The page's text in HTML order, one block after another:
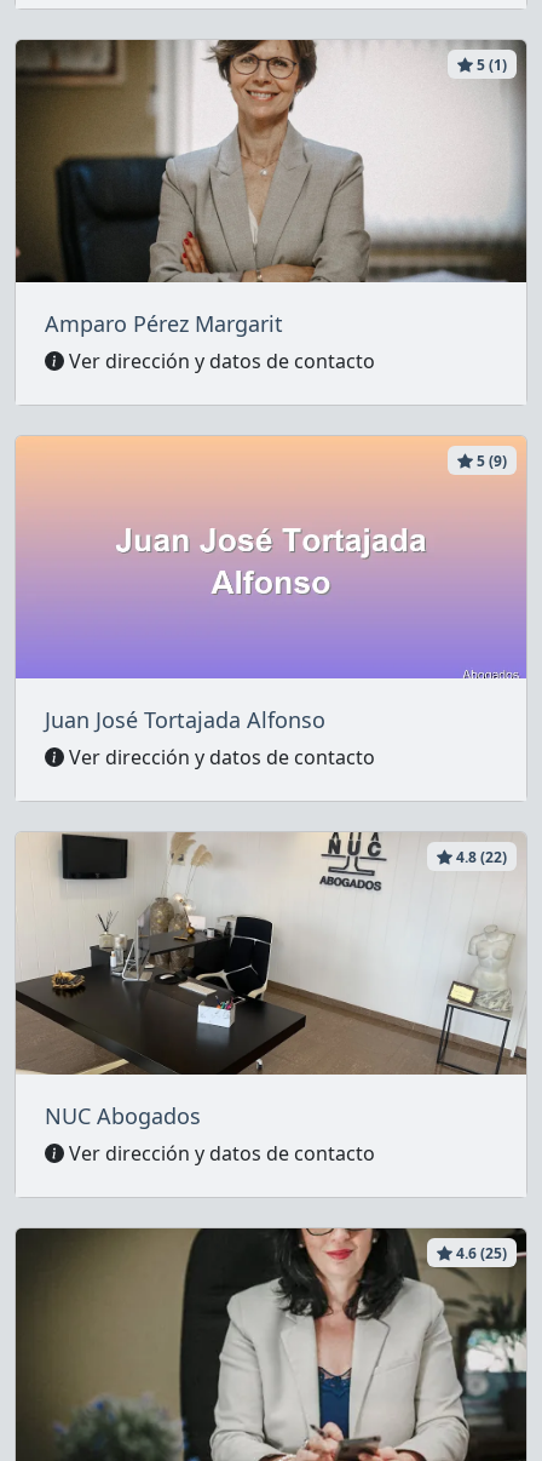
5 (1)
Amparo Pérez Margarit
Ver dirección y datos de contacto
5 (9)
Juan José Tortajada Alfonso
Ver dirección y datos de contacto
4.8 (22)
NUC Abogados
Ver dirección y datos de contacto
4.6 (25)